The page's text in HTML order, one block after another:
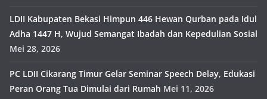
LDII Kabupaten Bekasi Himpun 446 Hewan Qurban pada Idul
Adha 1447 H, Wujud Semangat Ibadah dan Kepedulian Sosial
Mei 28, 2026
PC LDII Cikarang Timur Gelar Seminar Speech Delay, Edukasi
Peran Orang Tua Dimulai dari Rumah Mei 11, 2026